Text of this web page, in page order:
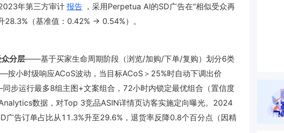
年第三方审计 报告 ，采用Perpetua AI的SD广告在“相似受众再
28.3%（基准值：0.42% → 0.54%）。
分层——基于买家生命周期阶段（浏览/加购/下单/复购）划分6类
小时级响应ACoS波动，当目标ACoS＞25%时自动下调出价
步运行最多8组主图+文案组合，72小时内锁定最优组合（置信度
数据，对Top 3竞品ASIN详情页访客实施定向曝光。2024
广告订单占比从11.3%升至29.6%，退货率反降0.8个百分点（因精